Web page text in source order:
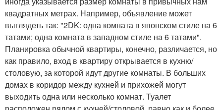
квадратных метрах. Например, объявление может
выглядеть так: "2DK: одна комната в японском стиле на 6
татами; одна комната в западном стиле на 6 татами".
Планировка обычной квартиры, конечно, различается, но
как правило, вход в квартиру открывается в кухню/
столовую, за которой идут другие комнаты. В больших
домах в коридор между кухней и прихожей могут
выходить одна или несколько комнат. Туалет